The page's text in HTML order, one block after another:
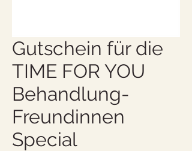
Gutschein für die
TIME FOR YOU
Behandlung-
Freundinnen
Special